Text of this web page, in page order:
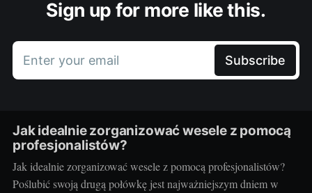
Sign up for more like this.
Enter your email Subscribe
Jak idealnie zorganizować wesele z pomocą
profesjonalistów?
Jak idealnie zorganizować wesele z pomocą profesjonalistów?
Poślubić swoją drugą połówkę jest najważniejszym dniem w